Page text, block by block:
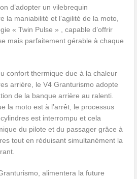
d’adopter un vilebrequin
la maniabilité et l’agilité de la moto,
« Twin Pulse » , capable d’offrir
mais parfaitement gérable à chaque
confort thermique due à la chaleur
arrière, le V4 Granturismo adopte
de la banque arrière au ralenti.
la moto est à l’arrêt, le processus
est interrompu et cela
du pilote et du passager grâce à
tout en réduisant simultanément la
alimentera la future